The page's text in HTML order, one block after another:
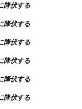
降伏する
降伏する
降伏する
降伏する
降伏する
降伏する